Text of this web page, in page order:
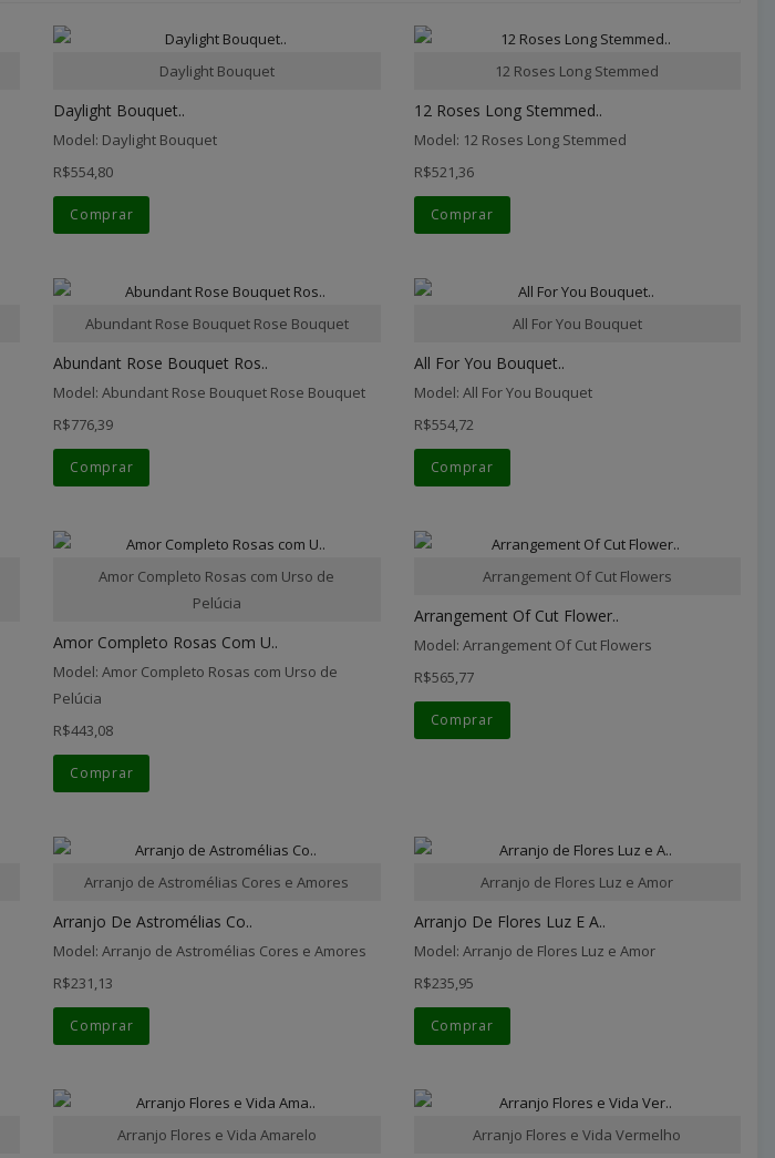
Daylight Bouquet
Daylight Bouquet..
Model: Daylight Bouquet
R$554,80
Comprar
12 Roses Long Stemmed
12 Roses Long Stemmed..
Model: 12 Roses Long Stemmed
R$521,36
Comprar
Abundant Rose Bouquet Rose Bouquet
Abundant Rose Bouquet Ros..
Model: Abundant Rose Bouquet Rose Bouquet
R$776,39
Comprar
All For You Bouquet
All For You Bouquet..
Model: All For You Bouquet
R$554,72
Comprar
Amor Completo Rosas com Urso de
Pelúcia
Amor Completo Rosas Com U..
Model: Amor Completo Rosas com Urso de
Pelúcia
R$443,08
Comprar
Arrangement Of Cut Flowers
Arrangement Of Cut Flower..
Model: Arrangement Of Cut Flowers
R$565,77
Comprar
Arranjo de Astromélias Cores e Amores
Arranjo De Astromélias Co..
Model: Arranjo de Astromélias Cores e Amores
R$231,13
Comprar
Arranjo de Flores Luz e Amor
Arranjo De Flores Luz E A..
Model: Arranjo de Flores Luz e Amor
R$235,95
Comprar
Arranjo Flores e Vida Amarelo Arranjo Flores e Vida Vermelho